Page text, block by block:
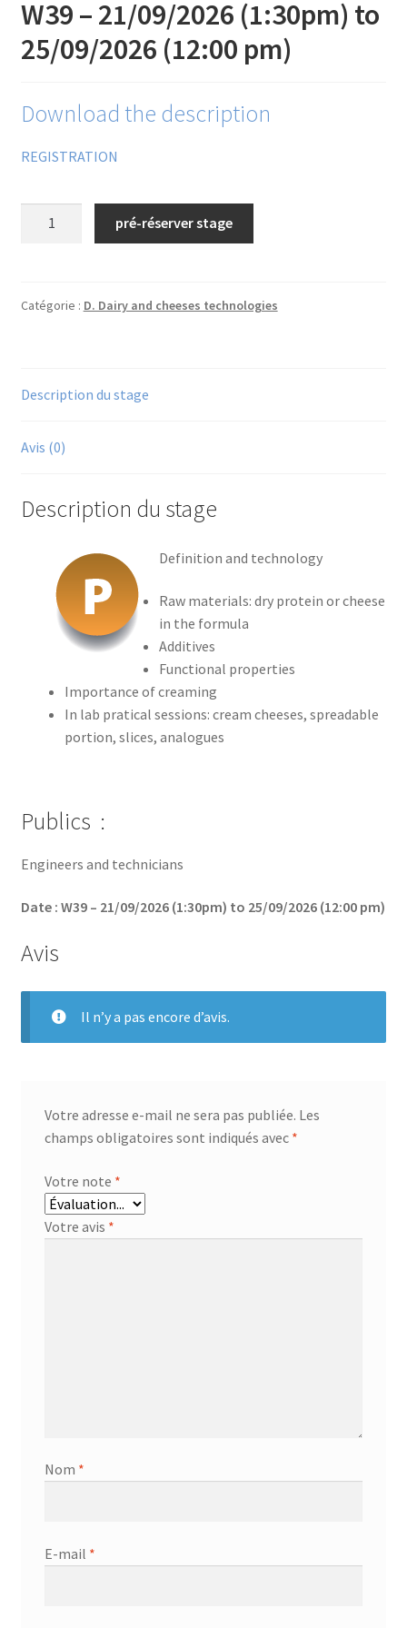
Financements
Règlement intérieur de l’ANFOPEIL
Mon compte
Protection des données personnelles
W39 – 21/09/2026 (1:30pm) to
25/09/2026 (12:00 pm)
Download the description
REGISTRATION
cheese
pré-réserver stage
Catégorie : D. Dairy and cheeses technologies
Description du stage
Avis (0)
Description du stage
Definition and technology
Raw materials: dry protein or cheese
in the formula
Additives
Functional properties
Importance of creaming
In lab pratical sessions: cream cheeses, spreadable
portion, slices, analogues
Publics :
Engineers and technicians
Date : W39 – 21/09/2026 (1:30pm) to 25/09/2026 (12:00 pm)
Avis
Il n’y a pas encore d’avis.
Votre adresse e-mail ne sera pas publiée. Les
champs obligatoires sont indiqués avec *
Votre note *
Votre avis *
Nom *
E-mail *